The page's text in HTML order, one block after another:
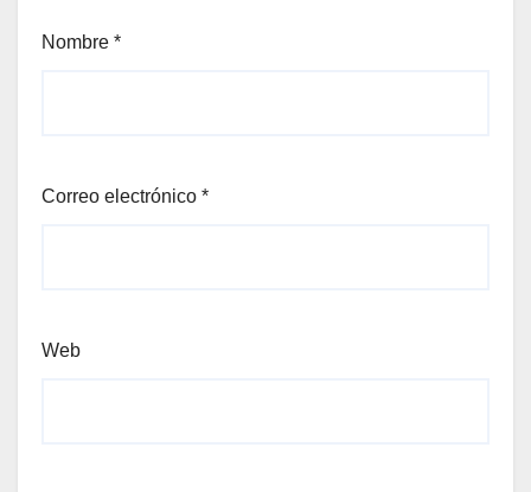
Nombre *
Correo electrónico *
Web